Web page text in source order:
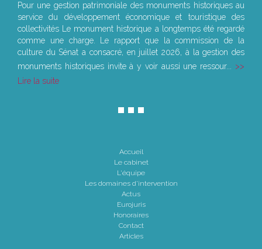
Pour une gestion patrimoniale des monuments historiques au
service du développement économique et touristique des
collectivités Le monument historique a longtemps été regardé
comme une charge. Le rapport que la commission de la
culture du Sénat a consacré, en juillet 2026, à la gestion des
monuments historiques invite à y voir aussi une ressour...
Lire la suite
Accueil
Le cabinet
L'équipe
Les domaines d'intervention
Actus
Eurojuris
Honoraires
Contact
Articles